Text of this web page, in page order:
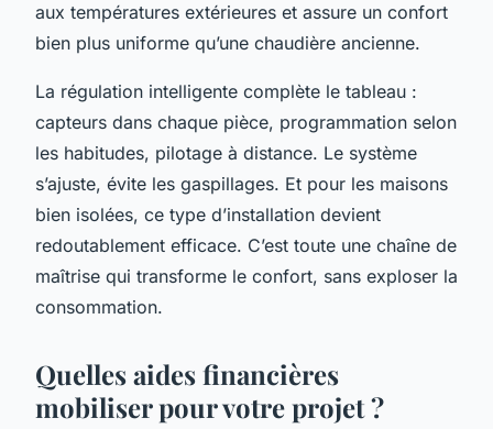
aux températures extérieures et assure un confort
bien plus uniforme qu’une chaudière ancienne.
La régulation intelligente complète le tableau :
capteurs dans chaque pièce, programmation selon
les habitudes, pilotage à distance. Le système
s’ajuste, évite les gaspillages. Et pour les maisons
bien isolées, ce type d’installation devient
redoutablement efficace. C’est toute une chaîne de
maîtrise qui transforme le confort, sans exploser la
consommation.
Quelles aides financières
mobiliser pour votre projet ?